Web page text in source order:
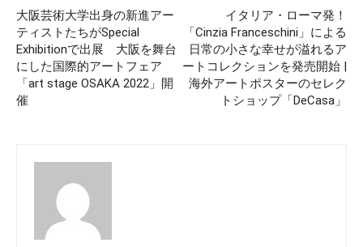
大阪芸術大学出身の新進アー
ティストたちがSpecial
Exhibitionで出展 大阪を舞台
にした国際的アートフェア
「art stage OSAKA 2022」開
催
イタリア・ローマ発！
「Cinzia Franceschini」による
日常の小さな幸せが溢れるア
ートコレクションを発売開始 |
海外アートポスターのセレク
トショップ「DeCasa」